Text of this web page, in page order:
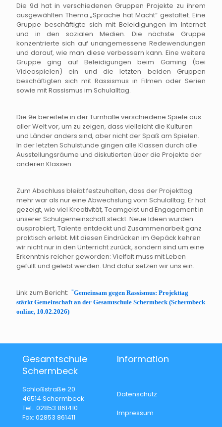
Die 9d hat in verschiedenen Gruppen Projekte zu ihrem
ausgewählten Thema „Sprache hat Macht“ gestaltet. Eine
Gruppe beschäftigte sich mit Beleidigungen im Internet
und in den sozialen Medien. Die nächste Gruppe
konzentrierte sich auf unangemessene Redewendungen
und darauf, wie man diese verbessern kann. Eine weitere
Gruppe ging auf Beleidigungen beim Gaming (bei
Videospielen) ein und die letzten beiden Gruppen
beschäftigten sich mit Rassismus in Filmen oder Serien
sowie mit Rassismus im Schulalltag.
Die 9e bereitete in der Turnhalle verschiedene Spiele aus
aller Welt vor, um zu zeigen, dass vielleicht die Kulturen
und Länder anders sind, aber nicht der Spaß am Spielen.
In der letzten Schulstunde gingen alle Klassen durch alle
Ausstellungsräume und diskutierten über die Projekte der
anderen Klassen.
Zum Abschluss bleibt festzuhalten, dass der Projekttag
mehr war als nur eine Abwechslung vom Schulalltag. Er hat
gezeigt, wie viel Kreativität, Teamgeist und Engagement in
unserer Schulgemeinschaft steckt. Neue Ideen wurden
ausprobiert, Talente entdeckt und Zusammenarbeit ganz
praktisch erlebt. Mit diesen Eindrücken im Gepäck kehren
wir nicht nur in den Unterricht zurück, sondern sind um eine
Erkenntnis reicher geworden: Vielfalt muss mit Leben
gefüllt und gelebt werden. Und dafür setzen wir uns ein.
Link zum Bericht: "Gemeinsam gegen Rassismus: Projekttag
stärkt Gemeinschaft an der Gesamtschule Schermbeck (Schermbeck
online, 10.02.2026)
Gesamtschule
Schermbeck
Schloßstraße 20
46514 Schermbeck
Tel.: 02853 861410
Fax: 02853 861411
Information
Datenschutz
Impressum